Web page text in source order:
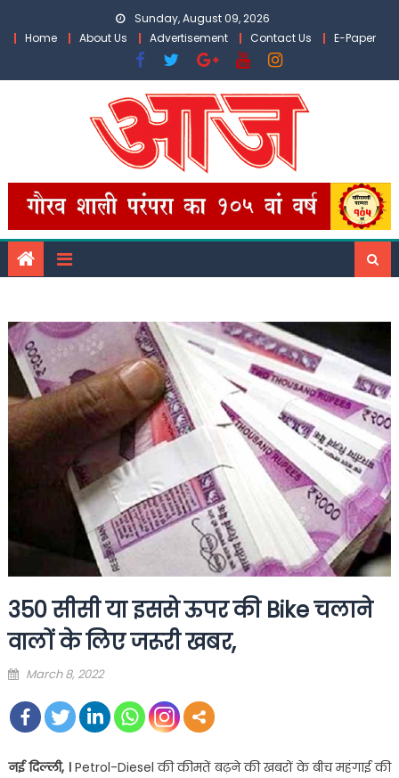
Sunday, August 09, 2026
Home
About Us Advertisement Contact Us E-Paper
350 सीसी या इससे ऊपर की Bike चलाने
वालों के लिए जरूरी खबर,
Posted
March 8, 2022
नई दिल्‍ली, । Petrol-Diesel की कीमतें बढ़ने की खबरों के बीच महंगाई की